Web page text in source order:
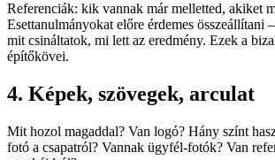
Referenciák: kik vannak már melletted, akiket
Esettanulmányokat előre érdemes
mit csináltatok, mi lett az eredmény. Ezek a
építőkövei.
4. Képek, szövegek, arculat
Mit hozol magaddal? Van logó? Hány színt
fotó a csapatról? Vannak ügyfél-fotók? Van